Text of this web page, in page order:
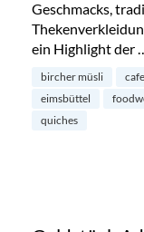
Geschmacks,
ein Highlight der
bircher müsli cafe
eimsbüttel
quiches